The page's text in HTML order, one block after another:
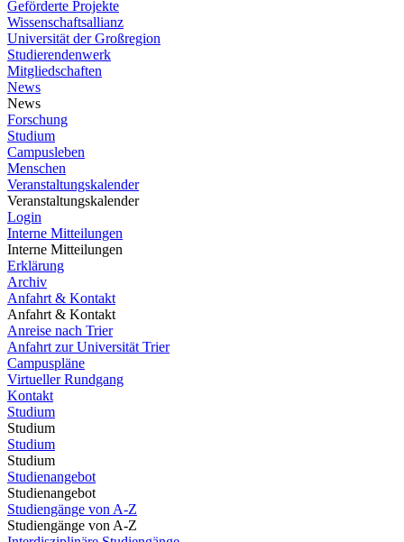
Geförderte Projekte
Wissenschaftsallianz
Universität der Großregion
Studierendenwerk
Mitgliedschaften
News
News
Forschung
Studium
Campusleben
Menschen
Veranstaltungskalender
Veranstaltungskalender
Login
Interne Mitteilungen
Interne Mitteilungen
Erklärung
Archiv
Anfahrt & Kontakt
Anfahrt & Kontakt
Anreise nach Trier
Anfahrt zur Universität Trier
Campuspläne
Virtueller Rundgang
Kontakt
Studium
Studium
Studium
Studium
Studienangebot
Studienangebot
Studiengänge von A-Z
Studiengänge von A-Z